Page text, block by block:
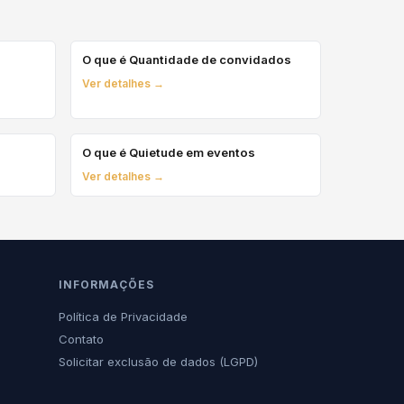
O que é Quantidade de convidados
Ver detalhes →
O que é Quietude em eventos
Ver detalhes →
INFORMAÇÕES
Política de Privacidade
Contato
Solicitar exclusão de dados (LGPD)